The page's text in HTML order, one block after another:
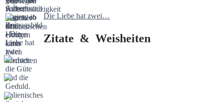
Die Liebe hat zwei…
Zitate & Weisheiten